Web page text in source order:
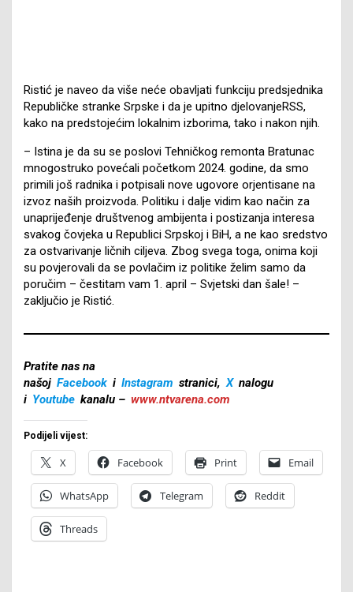
Ristić je naveo da više neće obavljati funkciju predsjednika
Republičke stranke Srpske i da je upitno djelovanjeRSS,
kako na predstojećim lokalnim izborima, tako i nakon njih.
– Istina je da su se poslovi Tehničkog remonta Bratunac
mnogostruko povećali početkom 2024. godine, da smo
primili još radnika i potpisali nove ugovore orjentisane na
izvoz naših proizvoda. Politiku i dalje vidim kao način za
unaprijeđenje društvenog ambijenta i postizanja interesa
svakog čovjeka u Republici Srpskoj i BiH, a ne kao sredstvo
za ostvarivanje ličnih ciljeva. Zbog svega toga, onima koji
su povjerovali da se povlačim iz politike želim samo da
poručim – čestitam vam 1. april – Svjetski dan šale! –
zaključio je Ristić.
Pratite nas na
našoj Facebook i Instagram stranici, X nalogu
i Youtube kanalu – www.ntvarena.com
Podijeli vijest:
X Facebook Print Email
WhatsApp Telegram Reddit
Threads